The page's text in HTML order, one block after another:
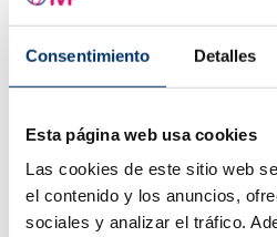
Consentimiento Detalles
Esta página web usa cookies
Las cookies de este sitio web
el contenido y los anuncios,
sociales y analizar el tráfico.
usarlo